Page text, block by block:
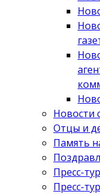
Новости
Отцы и
Память
Пресс-
Пресс-